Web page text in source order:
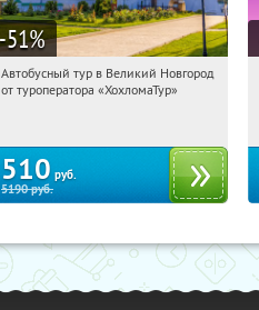
-51%
01:44:46 Купили:2
Автобусный тур в Великий Новгород
от туроператора «ХохломаТур»
510 руб.
5190руб.